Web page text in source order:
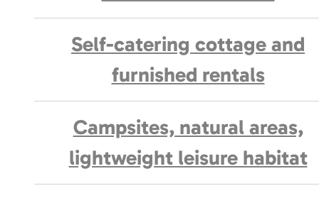
Self-catering cottage and
furnished rentals
Campsites, natural areas,
lightweight leisure habitat